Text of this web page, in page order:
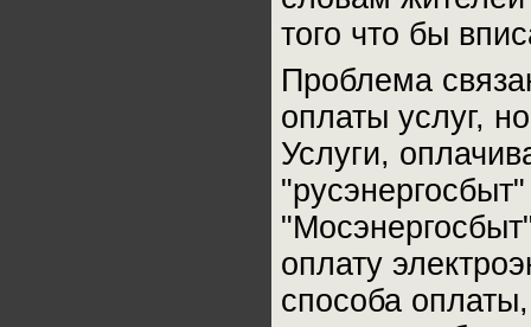
того что бы
Проблема
оплаты услуг,
Услуги,
оплату
способа